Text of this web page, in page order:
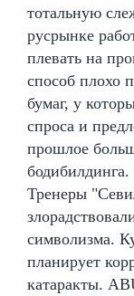
тотальную
русрынке
плевать на
способ плохо
бумаг, у
спроса и
прошлое
бодибилдинга.
Тренеры
символизма.
планирует
катаракты.